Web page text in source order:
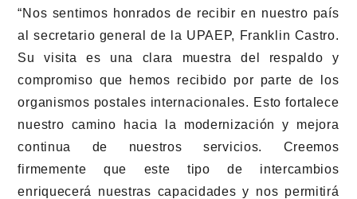
“Nos sentimos honrados de recibir en nuestro país
al secretario general de la UPAEP, Franklin Castro.
Su visita es una clara muestra del respaldo y
compromiso que hemos recibido por parte de los
organismos postales internacionales. Esto fortalece
nuestro camino hacia la modernización y mejora
continua de nuestros servicios. Creemos
firmemente que este tipo de intercambios
enriquecerá nuestras capacidades y nos permitirá